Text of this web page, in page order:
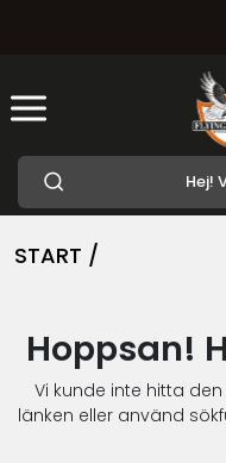
START /
Hoppsan!
Vi kunde inte hitta
länken eller använd